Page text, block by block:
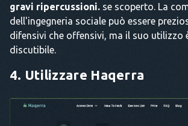
gravi ripercussioni. se scoperto. La
dell'ingegneria sociale può essere
difensivi che offensivi, ma il suo utilizzo
discutibile.
4. Utilizzare Haqerra